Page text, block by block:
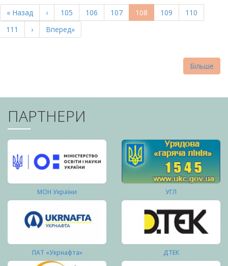
НА
СТОРІНКИ
Перша
сторінка
« Назад
Попередня
сторінка
‹ Page
105 Page
106 Page
107
Поточна
сторінка
108 Page
109 Page
110
Page
111
Наступна
сторінка
›
Остання
сторінка
Вперед»
Більше
ПАРТНЕРИ
МОН України УГЛ
ПАТ «Укрнафта» ДТЕК